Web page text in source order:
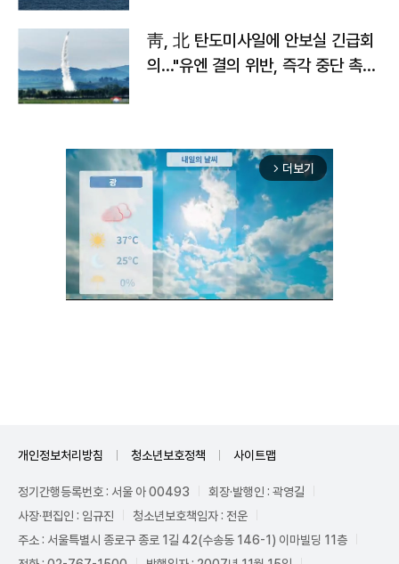
靑, 北 탄도미사일에 안보실 긴급회
의…"유엔 결의 위반, 즉각 중단 촉
arrow_forward_ios 더보기
개인정보처리방침 청소년보호정책 사이트맵
정기간행등록번호 : 서울 아 00493
회장·발행인 : 곽영길
사장·편집인 : 임규진
청소년보호책임자 : 전운
주소 : 서울특별시 종로구 종로 1길 42(수송동 146-1) 이마빌딩 11층